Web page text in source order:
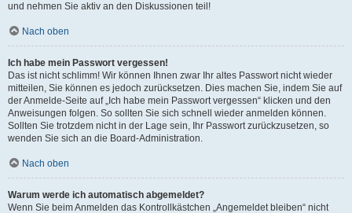
und nehmen Sie aktiv an den Diskussionen teil!
Nach oben
Ich habe mein Passwort vergessen!
Das ist nicht schlimm! Wir können Ihnen zwar Ihr altes Passwort nicht wieder
mitteilen, Sie können es jedoch zurücksetzen. Dies machen Sie, indem Sie auf
der Anmelde-Seite auf „Ich habe mein Passwort vergessen“ klicken und den
Anweisungen folgen. So sollten Sie sich schnell wieder anmelden können.
Sollten Sie trotzdem nicht in der Lage sein, Ihr Passwort zurückzusetzen, so
wenden Sie sich an die Board-Administration.
Nach oben
Warum werde ich automatisch abgemeldet?
Wenn Sie beim Anmelden das Kontrollkästchen „Angemeldet bleiben“ nicht